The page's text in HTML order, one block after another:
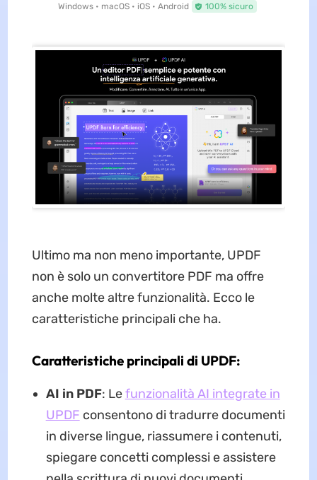
Windows • macOS • iOS • Android 100% sicuro
Ultimo ma non meno importante, UPDF
non è solo un convertitore PDF ma offre
anche molte altre funzionalità. Ecco le
caratteristiche principali che ha.
Caratteristiche principali di UPDF:
AI in PDF: Lefunzionalità AI integrate in
UPDF consentono di tradurre documenti
in diverse lingue, riassumere i contenuti,
spiegare concetti complessi e assistere